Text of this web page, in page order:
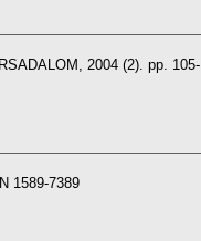
2004 (2). pp. 105-
1589-7389